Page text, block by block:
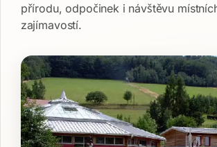
přírodu, odpočinek i návštěvu
zajímavostí.